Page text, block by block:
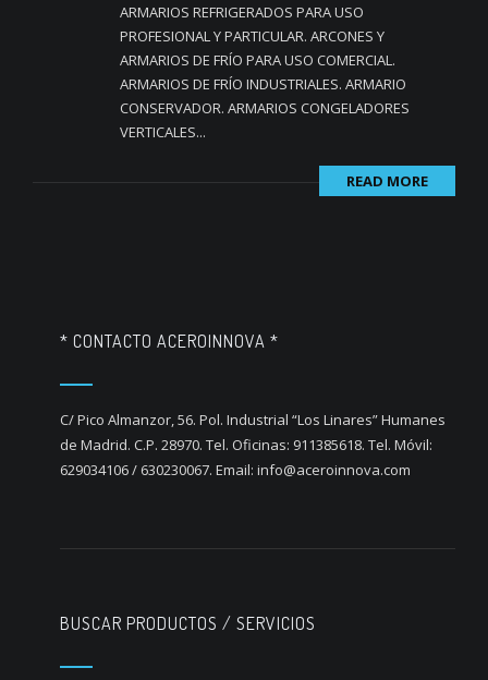
ARMARIOS REFRIGERADOS PARA USO
PROFESIONAL Y PARTICULAR. ARCONES Y
ARMARIOS DE FRÍO PARA USO COMERCIAL.
ARMARIOS DE FRÍO INDUSTRIALES. ARMARIO
CONSERVADOR. ARMARIOS CONGELADORES
VERTICALES...
READ MORE
* CONTACTO ACEROINNOVA *
C/ Pico Almanzor, 56. Pol. Industrial “Los Linares” Humanes
de Madrid. C.P. 28970. Tel. Oficinas: 911385618. Tel. Móvil:
629034106 / 630230067. Email: info@aceroinnova.com
BUSCAR PRODUCTOS / SERVICIOS